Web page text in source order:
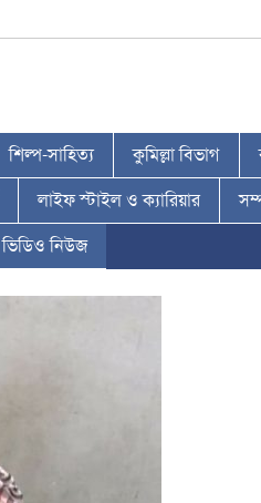
শিল্প-সাহিত্য কুমিল্লা বিভাগ
লাইফ স্টাইল ও ক্যারিয়ার
ভিডিও নিউজ